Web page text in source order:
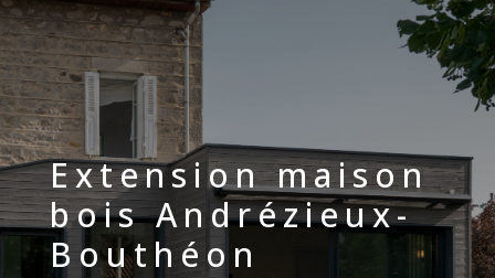
Extension maison
bois Andrézieux-
Bouthéon